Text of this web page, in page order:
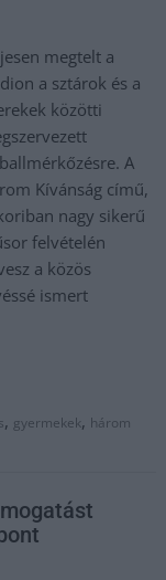
megtelt a
a sztárok és a
közötti
A
Kívánság című,
nagy sikerű
felvételén
a közös
ismert
, gyermekek, három